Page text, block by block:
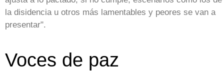
la disidencia u otros más lamentables y peores se van a
presentar".
Voces de paz